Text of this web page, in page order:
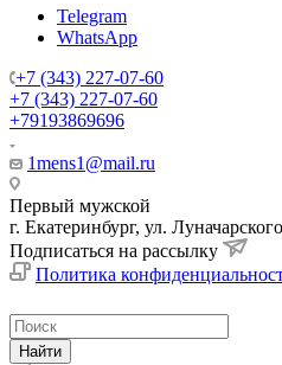
Telegram
WhatsApp
+7 (343) 227-07-60
+7 (343) 227-07-60
+79193869696
1mens1@mail.ru
Первый мужской
г. Екатеринбург, ул.
Подписаться на рассылку
Политика
Найти